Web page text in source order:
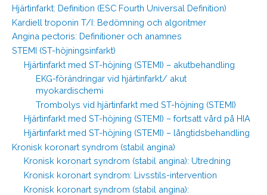
Hjärtinfarkt: Definition (ESC Fourth Universal Definition)
Kardiell troponin T/I: Bedömning och algoritmer
Angina pectoris: Definitioner och anamnes
STEMI (ST-höjningsinfarkt)
Hjärtinfarkt med ST-höjning (STEMI) – akutbehandling
EKG-förändringar vid hjärtinfarkt/ akut
myokardischemi
Trombolys vid hjärtinfarkt med ST-höjning (STEMI)
Hjärtinfarkt med ST-höjning (STEMI) – fortsatt vård på HIA
Hjärtinfarkt med ST-höjning (STEMI) – långtidsbehandling
Kronisk koronart syndrom (stabil angina)
Kronisk koronart syndrom (stabil angina): Utredning
Kronisk koronart syndrom: Livsstils-intervention
Kronisk koronart syndrom (stabil angina):